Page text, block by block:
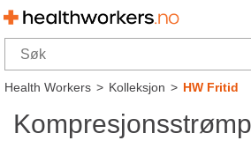
Health Workers>Kolleksjon>HW Fritid